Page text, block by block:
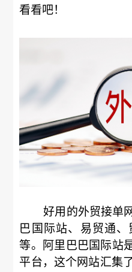
看看吧！
好用的外贸接单
巴国际站、易贸通
等。阿里巴巴国际站
平台，这个网站汇集